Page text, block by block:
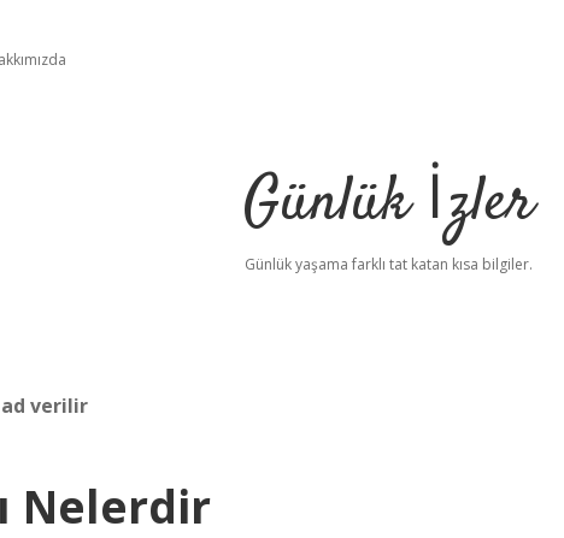
Günlük İzler
Günlük yaşama farklı tat katan kısa bilgiler.
verilir
Nelerdir